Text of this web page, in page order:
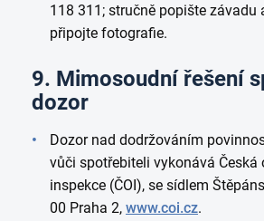
118 311; stručně popište závadu
připojte fotografie.
9. Mimosoudní řešení
dozor
Dozor nad dodržováním
vůči spotřebiteli vykonává Česká
inspekce (ČOI), se sídlem
00 Praha 2, www.coi.cz.